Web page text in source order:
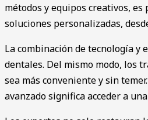
métodos y equipos creativos,
soluciones personalizadas,
La combinación de tecnología
dentales. Del mismo modo, los
sea más conveniente y sin
avanzado significa acceder a